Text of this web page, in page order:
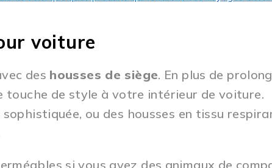
voiture
des housses de siège. En plus de
touche de style à votre intérieur de voiture.
ou des housses en tissu
si vous avez des animaux de